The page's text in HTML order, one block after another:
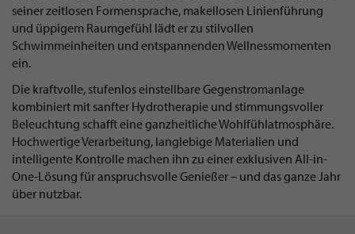
seiner zeitlosen Formensprache, makellosen Linienführung
und üppigem Raumgefühl lädt er zu stilvollen
Schwimmeinheiten und entspannenden Wellnessmomenten
ein.
Die kraftvolle, stufenlos einstellbare Gegenstromanlage
kombiniert mit sanfter Hydrotherapie und stimmungsvoller
Beleuchtung schafft eine ganzheitliche Wohlfühlatmosphäre.
Hochwertige Verarbeitung, langlebige Materialien und
intelligente Kontrolle machen ihn zu einer exklusiven All-in-
One-Lösung für anspruchsvolle Genießer – und das ganze Jahr
über nutzbar.